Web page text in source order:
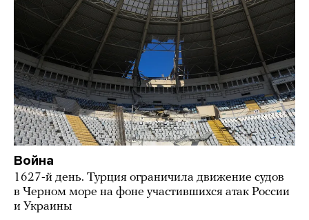
Война
1627-й день. Турция ограничила движение судов
в Черном море на фоне участившихся атак России
и Украины